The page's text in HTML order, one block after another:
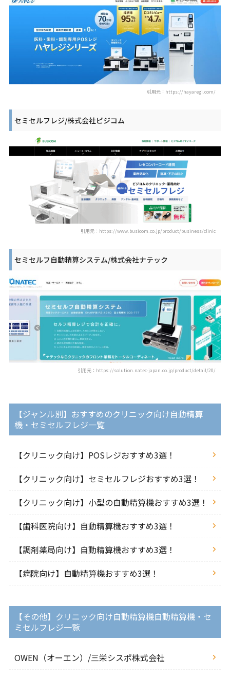
引用元：https://hayaregi.com/
セミセルフレジ/株式会社ビジコム
引用元：https://www.busicom.co.jp/product/business/clinic
セミセルフ自動精算システム/株式会社ナテック
引用元：https://solution.natec-japan.co.jp/product/detail/20/
【ジャンル別】おすすめのクリニック向け自動精算
機・セミセルフレジ一覧
【クリニック向け】POSレジおすすめ3選！
【クリニック向け】セミセルフレジおすすめ3選！
【クリニック向け】小型の自動精算機おすすめ3選！
【歯科医院向け】自動精算機おすすめ3選！
【調剤薬局向け】自動精算機おすすめ3選！
【病院向け】自動精算機おすすめ3選！
【その他】クリニック向け自動精算機自動精算機・セ
ミセルフレジ一覧
OWEN（オーエン）/三栄シスポ株式会社